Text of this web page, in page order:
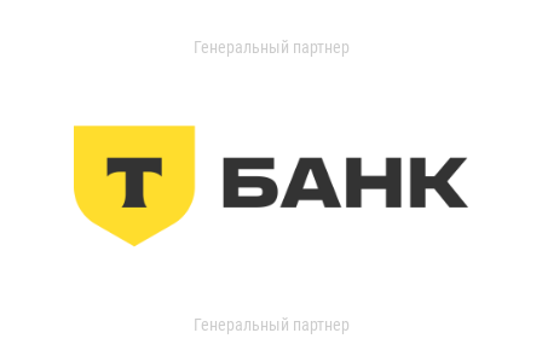
Генеральный партнер
Генеральный партнер